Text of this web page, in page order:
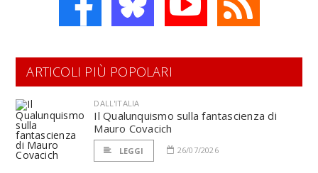
ARTICOLI PIÙ POPOLARI
DALL'ITALIA
Il Qualunquismo sulla fantascienza di
Mauro Covacich
LEGGI 26/07/2026